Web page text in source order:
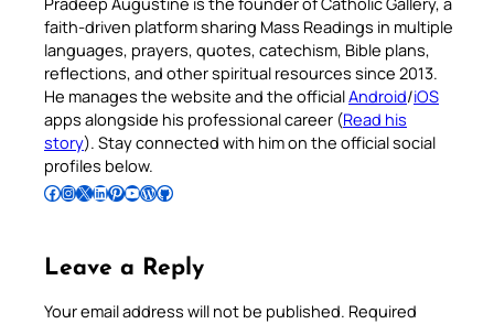
faith-driven platform sharing Mass Readings in multiple
languages, prayers, quotes, catechism, Bible plans,
reflections, and other spiritual resources since 2013.
He manages the website and the officialAndroid/iOS
apps alongside his professional career (Read his
story). Stay connected with him on the official social
profiles below.
Follow Pradeep on Facebook Follow Pradeep on InstagramFollow Pradeep on X Follow Pradeep on LinkedIn Follow Pradeep on Pinterest Subscribe to Pradeep’s Youtube Channel Follow Pradeep on WordPress Follow Pradeep on GitHub
Leave a Reply
Your email address will not be published. Required